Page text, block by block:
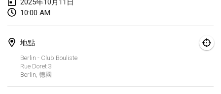
10:00 AM
地點
Berlin - Club Bouliste
Rue Doret 3
Berlin 德國
2025年1月19日
Tournoi de Mölkky - Lesfous Dubâtonvaigeois
2025年1月25日
2025年2月
US Mölkky Winter